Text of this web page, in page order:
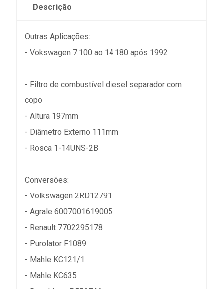
Descrição
Outras Aplicações:
- Vokswagen 7.100 ao 14.180 após 1992
- Filtro de combustível diesel separador com
copo
- Altura 197mm
- Diâmetro Externo 111mm
- Rosca 1-14UNS-2B
Conversões:
- Volkswagen 2RD12791
- Agrale 6007001619005
- Renault 7702295178
- Purolator F1089
- Mahle KC121/1
- Mahle KC635